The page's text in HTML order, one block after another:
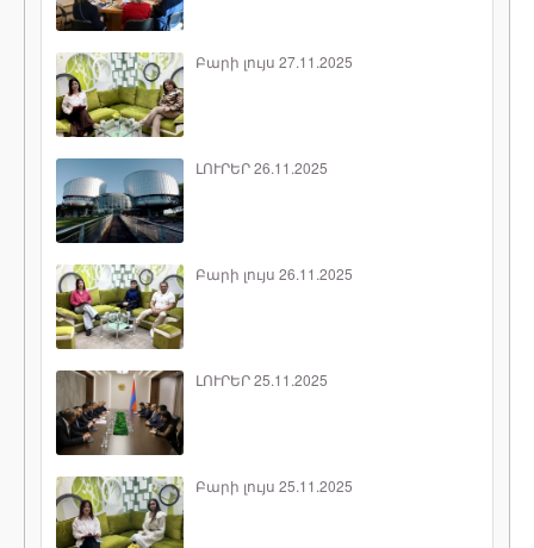
Բարի լույս 27.11.2025
ԼՈՒՐԵՐ 26.11.2025
Բարի լույս 26.11.2025
ԼՈՒՐԵՐ 25.11.2025
Բարի լույս 25.11.2025